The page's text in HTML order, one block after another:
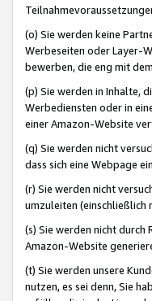
(o) Sie werden keine
Werbeseiten oder Layer-
bewerben, die eng mit
(p) Sie werden in Inhalte,
Werbediensten oder in
einer Amazon-Website
(q) Sie werden nicht
dass sich eine Webpage
(r) Sie werden nicht
umzuleiten
(s) Sie werden nicht
Amazon-Website
(t) Sie werden unsere
nutzen, es sei denn, Sie